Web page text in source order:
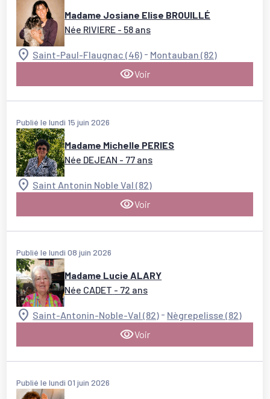
Madame Josiane Elise BROUILLÉ
Née RIVIERE - 58 ans
Saint-Paul-Flaugnac (46) - Montauban (82)
Voir
Publié le lundi 15 juin 2026
Madame Michelle PERIES
Née DEJEAN - 77 ans
Saint Antonin Noble Val (82)
Voir
Publié le lundi 08 juin 2026
Madame Lucie ALARY
Née CADET - 72 ans
Saint-Antonin-Noble-Val (82) - Nègrepelisse (82)
Voir
Publié le lundi 01 juin 2026